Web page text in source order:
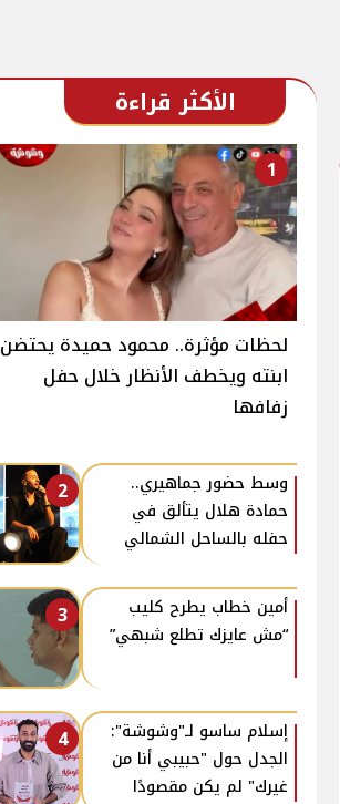
الأكثر قراءة
1
لحظات مؤثرة.. محمود حميدة يحتضن
ابنته ويخطف الأنظار خلال حفل
زفافها
2
وسط حضور جماهيري..
حمادة هلال يتألق في
حفله بالساحل الشمالي
3
أمين خطاب يطرح كليب
“مش عايزك تطلع شبهي”
4
إسلام ساسو لـ"وشوشة":
الجدل حول "حبيبي أنا من
غيرك" لم يكن مقصودًا